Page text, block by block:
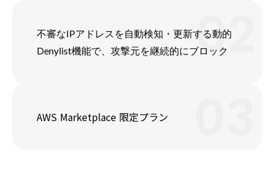
不審なIPアドレスを自動検知・更新する動的
Denylist機能で、攻撃元を継続的にブロック
02
AWS Marketplace 限定プラン